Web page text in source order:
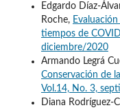
Edgardo Díaz-
Roche,
tiempos de
diciembre/2020
Armando Legrá
Conservación de
Vol.14, No. 3,
Diana Rodríguez-